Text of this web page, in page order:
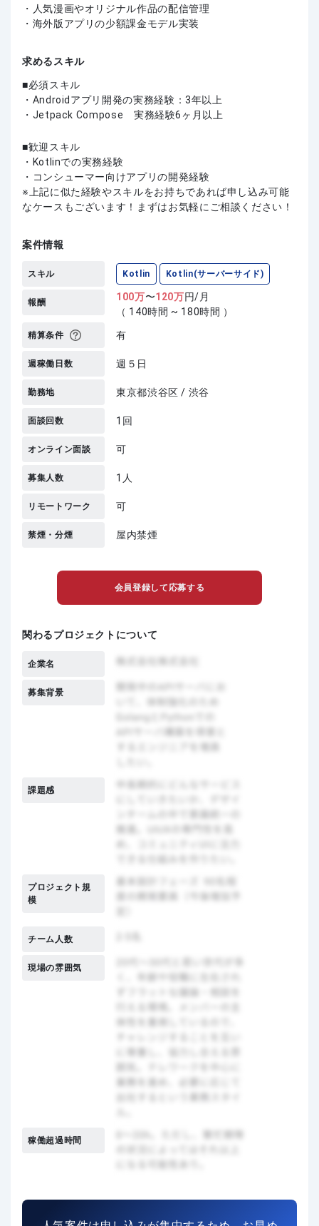
・人気漫画やオリジナル作品の配信管理
・海外版アプリの少額課金モデル実装
求めるスキル
必須スキル
・Androidアプリ開発の実務経験：3年以上
・Jetpack Compose 実務経験6ヶ月以上
歓迎スキル
・Kotlinでの実務経験
・コンシューマー向けアプリの開発経験
上記に似た経験やスキルをお持ちであれば申し込み可能
なケースもございます！まずはお気軽にご相談ください！
案件情報
スキル Kotlin Kotlin(サーバーサイド)
報酬 100万〜120万円/月
（ 140時間 ~ 180時間 ）
精算条件 有
週稼働日数 週５日
勤務地 東京都渋谷区 / 渋谷
面談回数 1回
オンライン面談 可
募集人数 1人
リモートワーク 可
禁煙・分煙 屋内禁煙
会員登録して応募する
関わるプロジェクトについて
企業名
募集背景
課題感
プロジェクト規
模
チーム人数
現場の雰囲気
稼働超過時間